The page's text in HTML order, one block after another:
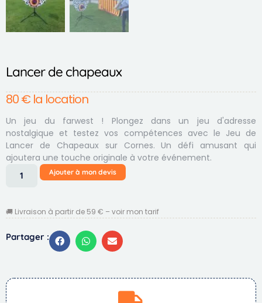
Lancer de chapeaux
80€la location
Un jeu du farwest ! Plongez dans un jeu d'adresse
nostalgique et testez vos compétences avec le Jeu de
Lancer de Chapeaux sur Cornes. Un défi amusant qui
ajoutera une touche originale à votre événement.
Ajouter à mon devis
🚚 Livraison à partir de 59 € – voir mon tarif
Partager :